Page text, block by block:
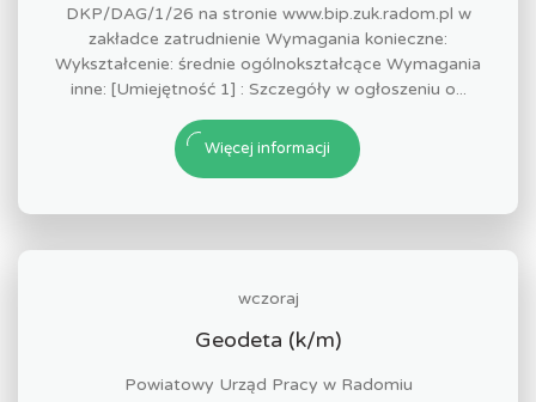
DKP/DAG/1/26 na stronie www.bip.zuk.radom.pl w
zakładce zatrudnienie Wymagania konieczne:
Wykształcenie: średnie ogólnokształcące Wymagania
inne: [Umiejętność 1] : Szczegóły w ogłoszeniu o...
Więcej informacji
wczoraj
Geodeta (k/m)
Powiatowy Urząd Pracy w Radomiu